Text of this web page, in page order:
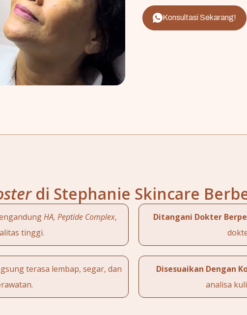
Konsultasi Sekarang!
di Stephanie Skincare
HA, Peptide Complex,
tinggi.
Ditangani Dokter
terasa lembap, segar, dan
Disesuaikan Dengan
analisa